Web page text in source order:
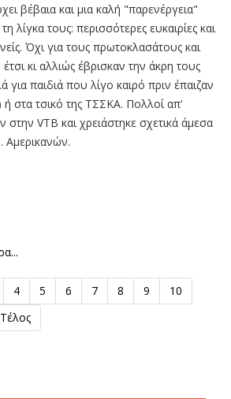
βέβαια και μια καλή "παρενέργεια"
λίγκα τους: περισσότερες ευκαιρίες και
Όχι για τους πρωτοκλασάτους και
κι αλλιώς έβρισκαν την άκρη τους
για παιδιά που λίγο καιρό πριν έπαιζαν
στα τσικό της ΤΣΣΚΑ. Πολλοί απ'
στην VTB και χρειάστηκε σχετικά άμεσα
Αμερικανών.
4 5 6 7 8 9
10
Τέλος